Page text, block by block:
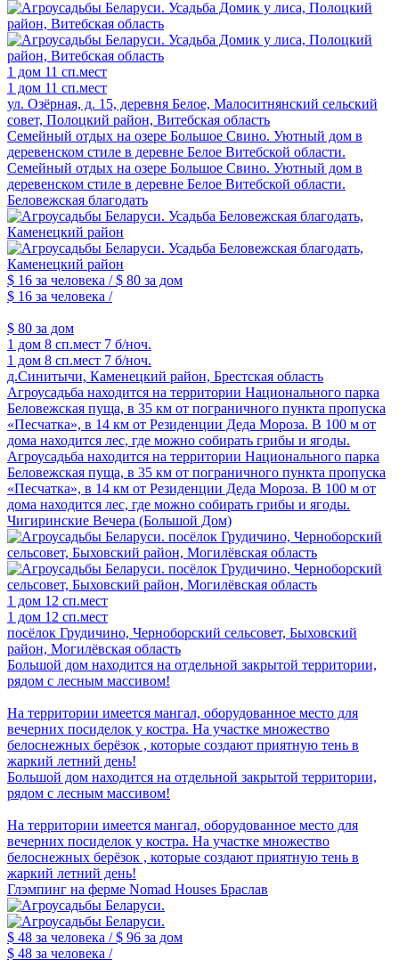
1 дом 11 сп.мест
1 дом 11 сп.мест
ул. Озёрная, д. 15, деревня Белое, Малоситнянский сельский
совет, Полоцкий район, Витебская область
Семейный отдых на озере Большое Свино. Уютный дом в
деревенском стиле в деревне Белое Витебской области.
Семейный отдых на озере Большое Свино. Уютный дом в
деревенском стиле в деревне Белое Витебской области.
Беловежская благодать
$ 16 за человека /$ 80 за дом
$ 16 за человека /
$ 80 за дом
1 дом 8 сп.мест 7 б/ноч.
1 дом 8 сп.мест 7 б/ноч.
д.Синитычи, Каменецкий район, Брестская область
Агроусадьба находится на территории Национального парка
Беловежская пуща, в 35 км от пограничного пункта пропуска
«Песчатка», в 14 км от Резиденции Деда Мороза. В 100 м от
дома находится лес, где можно собирать грибы и ягоды.
Агроусадьба находится на территории Национального парка
Беловежская пуща, в 35 км от пограничного пункта пропуска
«Песчатка», в 14 км от Резиденции Деда Мороза. В 100 м от
дома находится лес, где можно собирать грибы и ягоды.
Чигиринские Вечера (Большой Дом)
1 дом 12 сп.мест
1 дом 12 сп.мест
посёлок Грудичино, Черноборский сельсовет, Быховский
район, Могилёвская область
Большой дом находится на отдельной закрытой территории,
рядом с лесным массивом!
На территории имеется мангал, оборудованное место для
вечерних посиделок у костра. На участке множество
белоснежных берёзок , которые создают приятную тень в
жаркий летний день!
Большой дом находится на отдельной закрытой территории,
рядом с лесным массивом!
На территории имеется мангал, оборудованное место для
вечерних посиделок у костра. На участке множество
белоснежных берёзок , которые создают приятную тень в
жаркий летний день!
Глэмпинг на ферме Nomad Houses Браслав
$ 48 за человека /$ 96 за дом
$ 48 за человека /